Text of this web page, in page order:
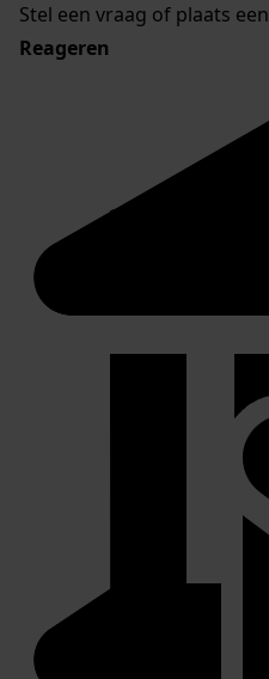
Stel een vraag of plaats
Reageren